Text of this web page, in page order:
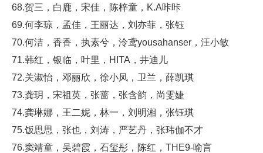
68.贺三，白鹿，宋佳，陈梓童，K.A咔咔
69.何李琼，孟佳，王丽达，刘亦菲，张钰
70.何洁，香香，执素兮，泠鸢yousahanser，汪小敏
71.韩红，银临，叶里，HITA，井迪儿
72.关淑怡，邓丽欣，徐小凤，卫兰，薛凯琪
73.龚玥，宋祖英，张蔷，张含韵，尚雯婕
74.龚琳娜，王二妮，林一，刘明湘，张钰琪
75.饭思思，张也，刘涛，严艺丹，张玮伽不才
76.窦靖童，吴碧霞，石玺彤，陈红，THE9-喻言